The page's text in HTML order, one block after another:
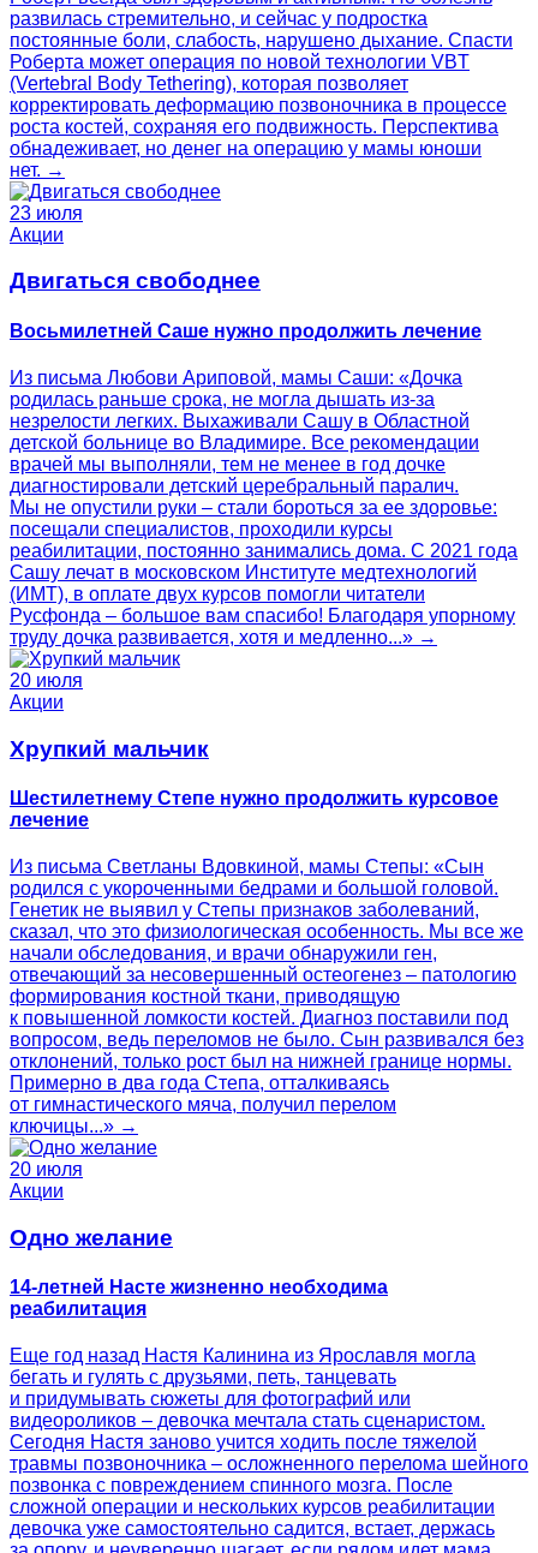
развилась стремительно, и сейчас у подростка
постоянные боли, слабость, нарушено дыхание. Спасти
Роберта может операция по новой технологии VBT
(Vertebral Body Tethering), которая позволяет
корректировать деформацию позвоночника в процессе
роста костей, сохраняя его подвижность. Перспектива
обнадеживает, но денег на операцию у мамы юноши
нет. →
23 июля
Акции
Двигаться свободнее
Восьмилетней Саше нужно продолжить лечение
Из письма Любови Ариповой, мамы Саши: «Дочка
родилась раньше срока, не могла дышать из-за
незрелости легких. Выхаживали Сашу в Областной
детской больнице во Владимире. Все рекомендации
врачей мы выполняли, тем не менее в год дочке
диагностировали детский церебральный паралич.
Мы не опустили руки – стали бороться за ее здоровье:
посещали специалистов, проходили курсы
реабилитации, постоянно занимались дома. С 2021 года
Сашу лечат в московском Институте медтехнологий
(ИМТ), в оплате двух курсов помогли читатели
Русфонда – большое вам спасибо! Благодаря упорному
труду дочка развивается, хотя и медленно...» →
20 июля
Акции
Хрупкий мальчик
Шестилетнему Степе нужно продолжить курсовое
лечение
Из письма Светланы Вдовкиной, мамы Степы: «Сын
родился с укороченными бедрами и большой головой.
Генетик не выявил у Степы признаков заболеваний,
сказал, что это физиологическая особенность. Мы все же
начали обследования, и врачи обнаружили ген,
отвечающий за несовершенный остеогенез – патологию
формирования костной ткани, приводящую
к повышенной ломкости костей. Диагноз поставили под
вопросом, ведь переломов не было. Сын развивался без
отклонений, только рост был на нижней границе нормы.
Примерно в два года Степа, отталкиваясь
от гимнастического мяча, получил перелом
ключицы...» →
20 июля
Акции
Одно желание
14-летней Насте жизненно необходима
реабилитация
Еще год назад Настя Калинина из Ярославля могла
бегать и гулять с друзьями, петь, танцевать
и придумывать сюжеты для фотографий или
видеороликов – девочка мечтала стать сценаристом.
Сегодня Настя заново учится ходить после тяжелой
травмы позвоночника – осложненного перелома шейного
позвонка с повреждением спинного мозга. После
сложной операции и нескольких курсов реабилитации
девочка уже самостоятельно садится, встает, держась